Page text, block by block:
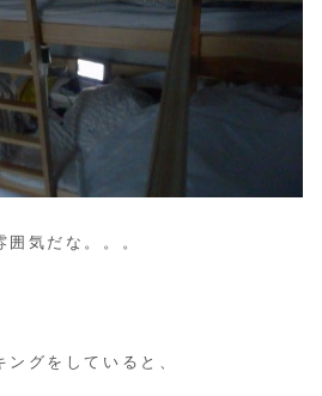
気だな。。。
ングをしていると、